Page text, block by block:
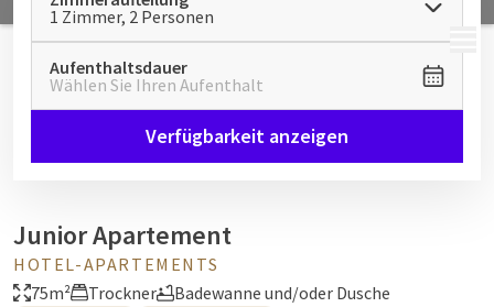
MENÜ
1 Zimmer, 2 Personen
Aufenthaltsdauer
Wählen Sie Ihren Aufenthalt
Verfügbarkeit anzeigen
Junior Apartement
HOTEL-APARTEMENTS
75m²
Trockner Badewanne und/oder Dusche